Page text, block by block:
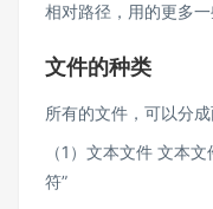
相对路径，用的更多一
文件的种类
所有的文件，可以分成
（1）文本文件 文本
符”